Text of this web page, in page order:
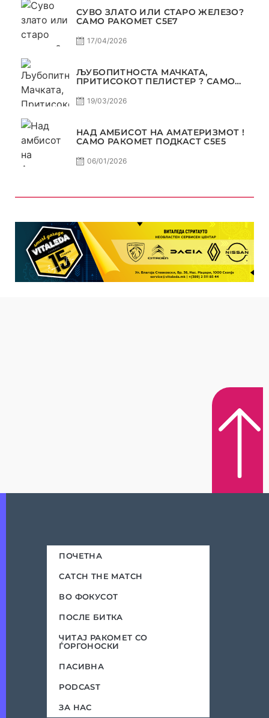
СУВО ЗЛАТО ИЛИ СТАРО ЖЕЛЕЗО?
САМО РАКОМЕТ С5Е7
17/04/2026
ЉУБОПИТНОСТА МАЧКАТА,
ПРИТИСОКОТ ПЕЛИСТЕР ? САМО
19/03/2026
НАД АМБИСОТ НА АМАТЕРИЗМОТ !
САМО РАКОМЕТ ПОДКАСТ С5E5
06/01/2026
ПОЧЕТНА
CATCH THE MATCH
ВО ФОКУСОТ
ПОСЛЕ БИТКА
ЧИТАЈ РАКОМЕТ СО
ЃОРГОНОСКИ
ПАСИВНА
PODCAST
ЗА НАС